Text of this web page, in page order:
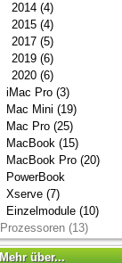
2014 (4)
2015 (4)
2017 (5)
2019 (6)
2020 (6)
iMac Pro (3)
Mac Mini (19)
Mac Pro (25)
MacBook (15)
MacBook Pro (20)
PowerBook
Xserve (7)
Einzelmodule (10)
Prozessoren (13)
Mehr über...